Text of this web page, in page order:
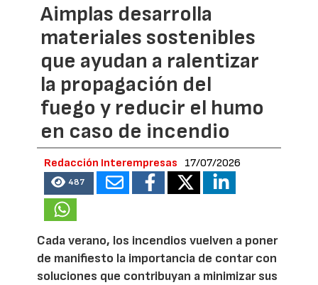
Aimplas desarrolla
materiales sostenibles
que ayudan a ralentizar
la propagación del
fuego y reducir el humo
en caso de incendio
Redacción Interempresas 17/07/2026
487
Cada verano, los incendios vuelven a poner
de manifiesto la importancia de contar con
soluciones que contribuyan a minimizar sus